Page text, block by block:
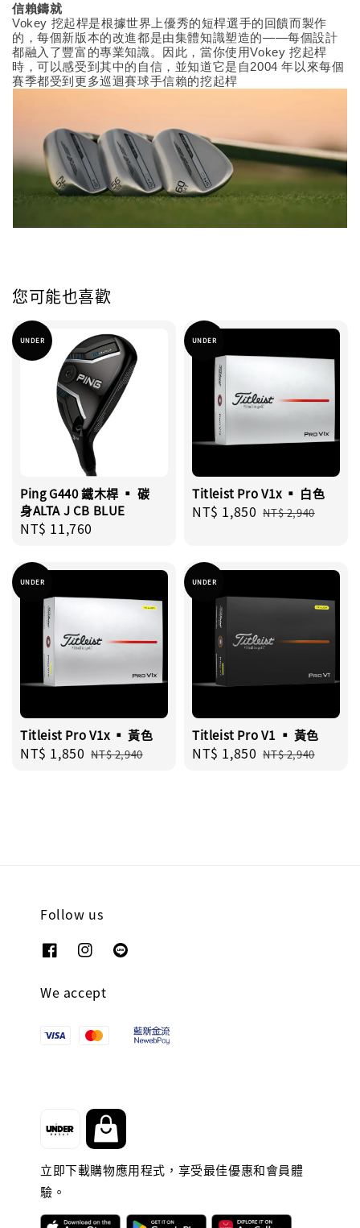
信賴鑄就
Vokey 挖起桿是根據世界上優秀的短桿選手的回饋而製作
的，每個新版本的改進都是由集體知識塑造的——每個設計
都融入了豐富的專業知識。因此，當你使用Vokey 挖起桿
時，可以感受到其中的自信，並知道它是自2004 年以來每個
賽季都受到更多巡迴賽球手信賴的挖起桿
您可能也喜歡
UNDER
Ping G440 鐵木桿 ▪︎ 碳
身ALTA J CB BLUE
Regular
NT$ 11,760
UNDER
Titleist Pro V1x ▪︎ 白色
Sale
NT$ 1,850 Regular
NT$ 2,940
UNDER
Titleist Pro V1x ▪︎ 黃色
Sale
NT$ 1,850 Regular
NT$ 2,940
UNDER
Titleist Pro V1 ▪︎ 黃色
Sale
NT$ 1,850 Regular
NT$ 2,940
Follow us
We accept
立即下載購物應用程式，享受最佳優惠和會員體
驗。